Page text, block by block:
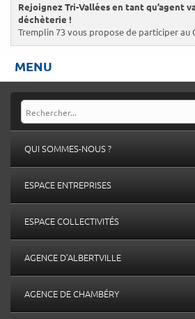
Rejoignez Tri-Vallées en tant qu’agent
déchèterie !
Tremplin 73 vous propose de participer au
MENU
QUI SOMMES-NOUS ?
ESPACE ENTREPRISES
ESPACE COLLECTIVITÉS
AGENCE D’ALBERTVILLE
AGENCE DE CHAMBÉRY